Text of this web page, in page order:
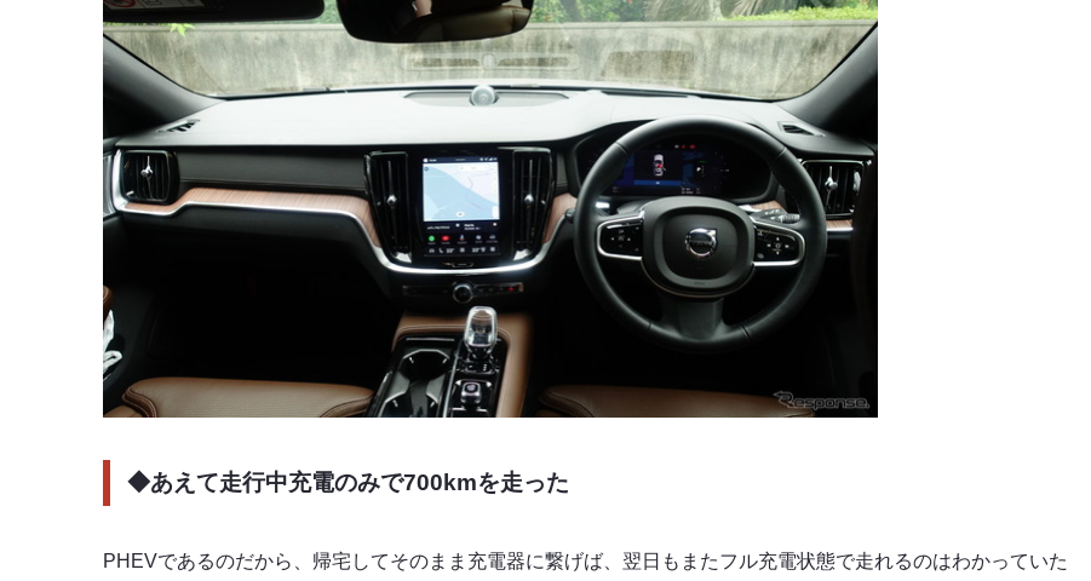
◆あえて走行中充電のみで700kmを走った
PHEVであるのだから、帰宅してそのまま充電器に繋げば、翌日もまたフル充電状態で走れるのはわかっていた